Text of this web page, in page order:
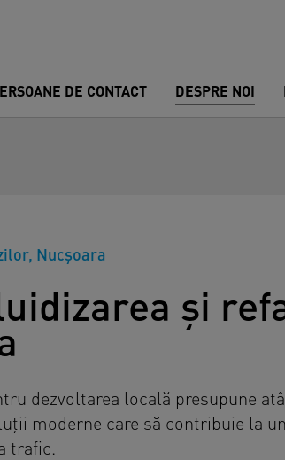
DE CONTACT DESPRE NOI
Nucșoara
și
dezvoltarea locală presupune
moderne care să contribuie la
trafic.